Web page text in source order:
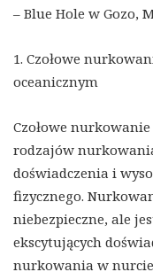
– Blue Hole w Gozo,
1. Czołowe
oceanicznym
Czołowe
rodzajów
doświadczenia i
fizycznego.
niebezpieczne, ale
ekscytujących
nurkowania w